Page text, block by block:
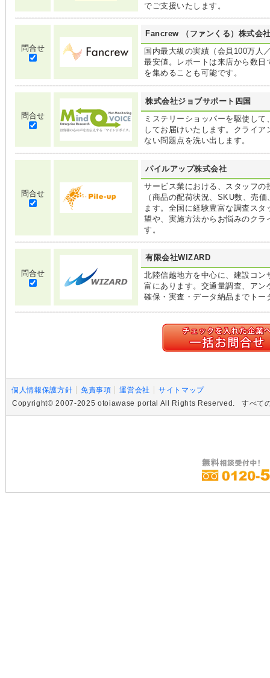
でご支援いたします。
問合せ
Fancrew （ファンくる）株式会
国内最大級の実績（会員100万人
最安値。レポートは来店から数
を集めることも可能です。
問合せ
株式会社ジョブサポート四国
ミステリーショッパーを駆使し
してお届けいたします。クライ
ない問題点を洗い出します。
問合せ
パイルアップ株式会社
サービス業における、スタッフ
（商品の配荷状況、SKU数、売
ます。全国に経験豊富な調査ス
望や、実施方法からお悩みのク
す。
問合せ
有限会社WIZARD
北陸信越地方を中心に、建設コ
富にあります。交通量調査、ア
確保・実査・データ納品までトー
個人情報保護方針 免責事項 運営会社
サイトマップ
Copyright© 2007-2025 otoiawase portal All Rights Reserved. すべての